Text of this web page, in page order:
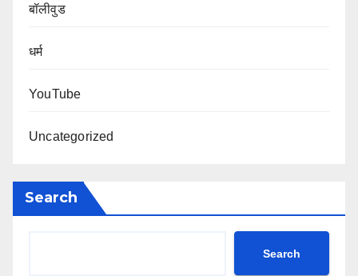
बॉलीवुड
धर्म
YouTube
Uncategorized
Search
Search